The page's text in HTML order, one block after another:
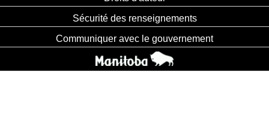
Sécurité des renseignements
Communiquer avec le gouvernement